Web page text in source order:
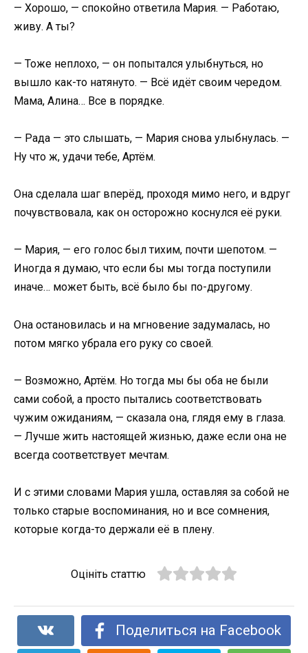
— Хорошо, — спокойно ответила Мария. — Работаю,
живу. А ты?
— Тоже неплохо, — он попытался улыбнуться, но
вышло как-то натянуто. — Всё идёт своим чередом.
Мама, Алина… Все в порядке.
— Рада — это слышать, — Мария снова улыбнулась. —
Ну что ж, удачи тебе, Артём.
Она сделала шаг вперёд, проходя мимо него, и вдруг
почувствовала, как он осторожно коснулся её руки.
— Мария, — его голос был тихим, почти шепотом. —
Иногда я думаю, что если бы мы тогда поступили
иначе… может быть, всё было бы по-другому.
Она остановилась и на мгновение задумалась, но
потом мягко убрала его руку со своей.
— Возможно, Артём. Но тогда мы бы оба не были
сами собой, а просто пытались соответствовать
чужим ожиданиям, — сказала она, глядя ему в глаза.
— Лучше жить настоящей жизнью, даже если она не
всегда соответствует мечтам.
И с этими словами Мария ушла, оставляя за собой не
только старые воспоминания, но и все сомнения,
которые когда-то держали её в плену.
Оцініть статтю
Поделиться на Facebook